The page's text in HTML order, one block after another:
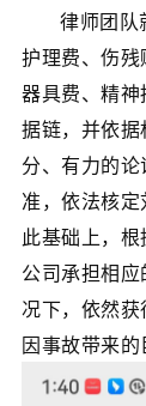
律师团队
护理费、伤
器具费、精
据链，并依
分、有力的
准，依法核
此基础上，
公司承担相
况下，依然
因事故带来的